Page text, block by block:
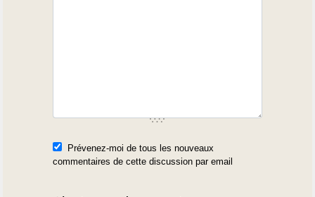
Prévenez-moi de tous les nouveaux
commentaires de cette discussion par email